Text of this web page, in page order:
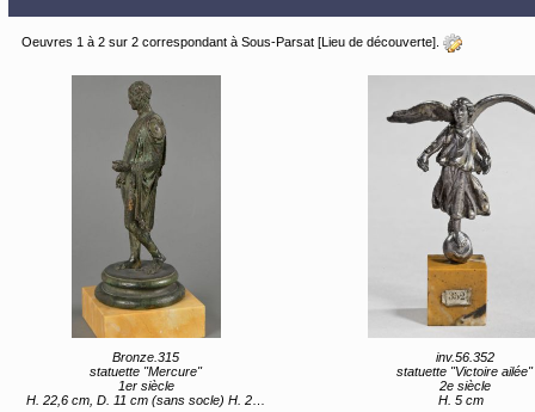
Oeuvres 1 à 2 sur 2 correspondant à Sous-Parsat [Lieu de découverte].
Bronze.315
statuette "Mercure"
1er siècle
H. 22,6 cm, D. 11 cm (sans socle) H. 26,3 cm (avec socle)
inv.56.352
statuette "Victoire ailée"
2e siècle
H. 5 cm